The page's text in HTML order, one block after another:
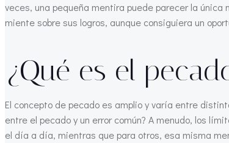
veces, una pequeña mentira puede parecer la
miente sobre sus logros, aunque consiguiera un
¿Qué es el
El concepto de pecado es amplio y varía entre
entre el pecado y un error común? A menudo, los
el día a día, mientras que para otros, esa misma